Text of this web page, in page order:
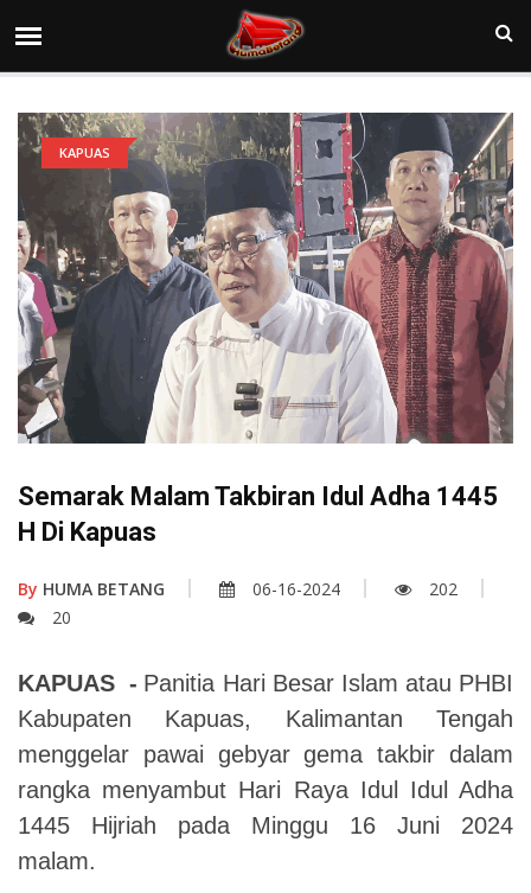
KAPUAS
Semarak Malam Takbiran Idul Adha 1445
H Di Kapuas
By HUMA BETANG 06-16-2024
202
20
KAPUAS - Panitia Hari Besar Islam atau PHBI
Kabupaten Kapuas, Kalimantan Tengah
menggelar pawai gebyar gema takbir dalam
rangka menyambut Hari Raya Idul Idul Adha
1445 Hijriah pada Minggu 16 Juni 2024
malam.